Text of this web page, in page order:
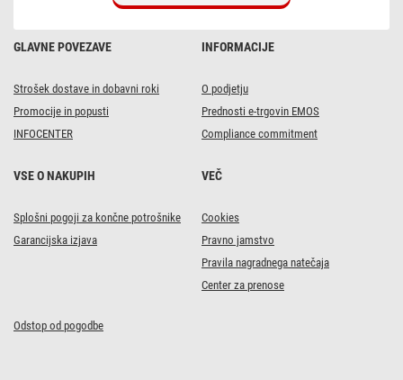
GLAVNE POVEZAVE
Strošek dostave in dobavni roki
Promocije in popusti
INFOCENTER
INFORMACIJE
O podjetju
Prednosti e-trgovin EMOS
Compliance commitment
VSE O NAKUPIH
Splošni pogoji za končne potrošnike
Garancijska izjava
VEČ
Cookies
Pravno jamstvo
Pravila nagradnega natečaja
Center za prenose
Odstop od pogodbe